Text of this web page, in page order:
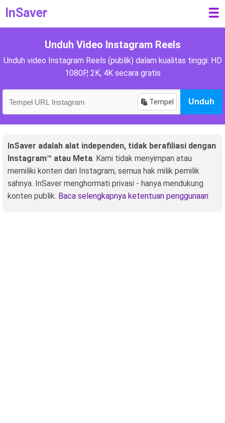
InSaver ☰
Unduh Video Instagram Reels
Unduh video Instagram Reels (publik) dalam kualitas tinggi: HD
1080P, 2K, 4K secara gratis
Tempel Unduh
InSaver adalah alat independen, tidak berafiliasi dengan
Instagram™ atau Meta. Kami tidak menyimpan atau
memiliki konten dari Instagram; semua hak milik pemilik
sahnya. InSaver menghormati privasi - hanya mendukung
konten publik. Baca selengkapnya ketentuan penggunaan